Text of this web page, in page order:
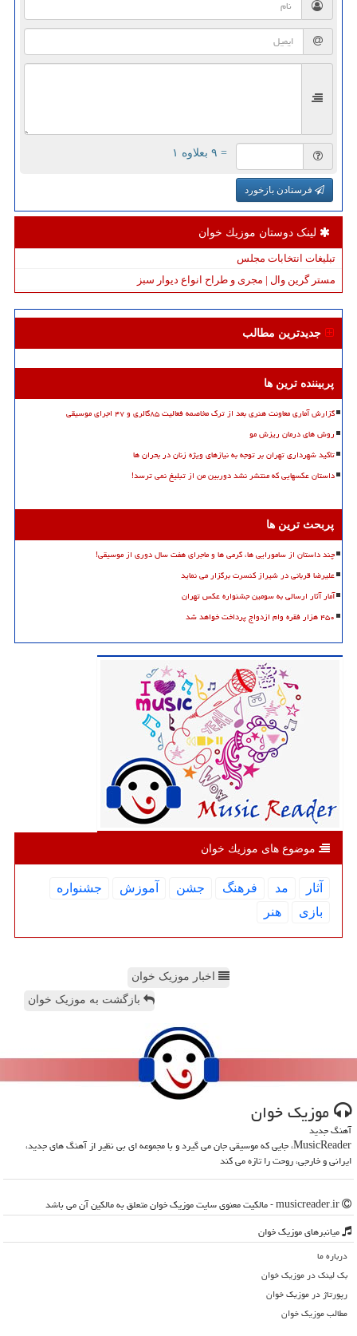
= ۹ بعلاوه ۱
فرستادن بازخورد
لینک دوستان موزیك خوان
تبلیغات انتخابات مجلس
مستر گرین وال | مجری و طراح انواع دیوار سبز
جدیدترین مطالب
پربیننده ترین ها
گزارش آماری معاونت هنری بعد از ترک مخاصمه فعالیت ۸۵گالری و ۴۷ اجرای موسیقی
روش های درمان ریزش مو
تاکید شهرداری تهران بر توجه به نیازهای ویژه زنان در بحران ها
داستان عکسهایی که منتشر نشد دوربین من از تبلیغ نمی ترسد!
پربحث ترین ها
چند داستان از سامورایی ها، گرمی ها و ماجرای هفت سال دوری از موسیقی!
علیرضا قربانی در شیراز کنسرت برگزار می نماید
آمار آثار ارسالی به سومین جشنواره عکس تهران
۴۵۰ هزار فقره وام ازدواج پرداخت خواهد شد
موضوع های موزیك خوان
آثار مد فرهنگ جشن آموزش
جشنواره
بازی
هنر
اخبار موزیک خوان
بازگشت به موزیک خوان
موزیك خوان
آهنگ جدید
MusicReader، جایی که موسیقی جان می گیرد و با مجموعه ای بی نظیر از آهنگ های جدید،
ایرانی و خارجی، روحت را تازه می کند
میانبرهای موزیك خوان
درباره ما
بک لینک در موزیك خوان
رپورتاژ در موزیك خوان
مطالب موزیك خوان